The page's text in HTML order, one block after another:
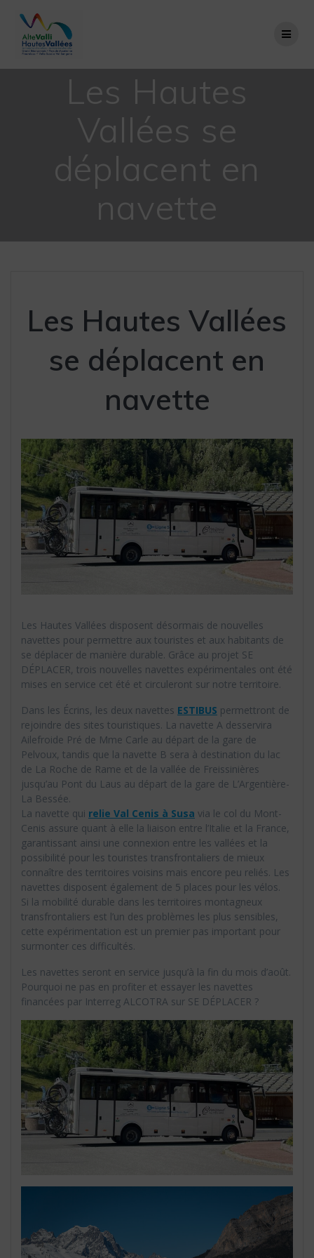
Les Hautes
Vallées se
déplacent en
navette
Les Hautes Vallées
se déplacent en
navette
Les Hautes Vallées disposent désormais de nouvelles
navettes pour permettre aux touristes et aux habitants de
se déplacer de manière durable. Grâce au projet SE
DÉPLACER, trois nouvelles navettes expérimentales ont été
mises en service cet été et circuleront sur notre territoire.
Dans les Écrins, les deux navettes ESTIBUS permettront de
rejoindre des sites touristiques. La navette A desservira
Ailefroide Pré de Mme Carle au départ de la gare de
Pelvoux, tandis que la navette B sera à destination du lac
de La Roche de Rame et de la vallée de Freissinières
jusqu’au Pont du Laus au départ de la gare de L’Argentière-
La Bessée.
La navette qui relie Val Cenis à Susa via le col du Mont-
Cenis assure quant à elle la liaison entre l’Italie et la France,
garantissant ainsi une connexion entre les vallées et la
possibilité pour les touristes transfrontaliers de mieux
connaître des territoires voisins mais encore peu reliés. Les
navettes disposent également de 5 places pour les vélos.
Si la mobilité durable dans les territoires montagneux
transfrontaliers est l’un des problèmes les plus sensibles,
cette expérimentation est un premier pas important pour
surmonter ces difficultés.
Les navettes seront en service jusqu’à la fin du mois d’août.
Pourquoi ne pas en profiter et essayer les navettes
financées par Interreg ALCOTRA sur SE DÉPLACER ?